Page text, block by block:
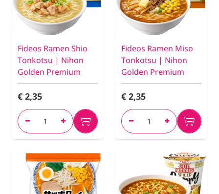
Fideos Ramen Shio
Tonkotsu | Nihon
Golden Premium
€ 2,35
Fideos Ramen Miso
Tonkotsu | Nihon
Golden Premium
€ 2,35